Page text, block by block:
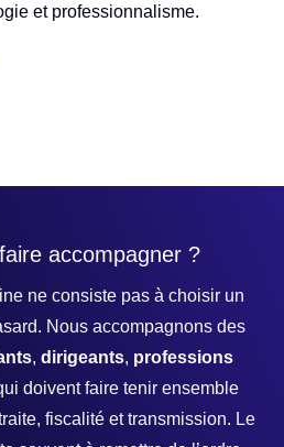
et professionnalisme.
accompagner ?
ne consiste pas à choisir un
Nous accompagnons des
, dirigeants, professions
doivent faire tenir ensemble
fiscalité et transmission. Le